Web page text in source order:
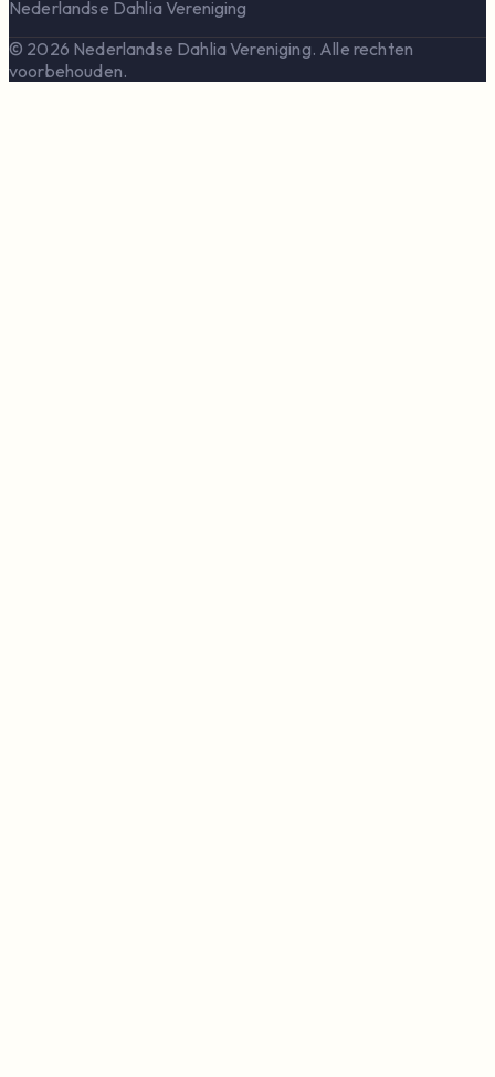
Nederlandse Dahlia Vereniging
© 2026 Nederlandse Dahlia Vereniging. Alle rechten
voorbehouden.